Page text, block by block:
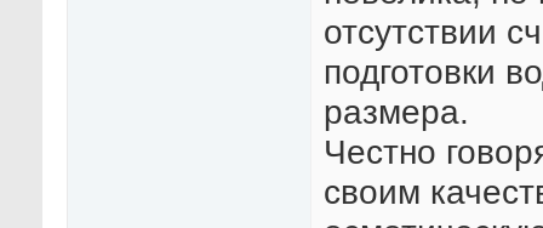
отсутствии
подготовки
размера.
Честно
своим